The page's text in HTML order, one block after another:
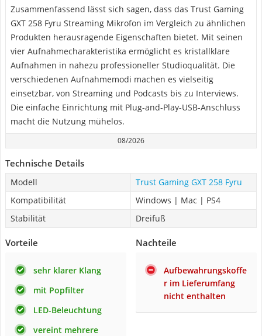
Zusammenfassend lässt sich sagen, dass das Trust Gaming
GXT 258 Fyru Streaming Mikrofon im Vergleich zu ähnlichen
Produkten herausragende Eigenschaften bietet. Mit seinen
vier Aufnahmecharakteristika ermöglicht es kristallklare
Aufnahmen in nahezu professioneller Studioqualität. Die
verschiedenen Aufnahmemodi machen es vielseitig
einsetzbar, von Streaming und Podcasts bis zu Interviews.
Die einfache Einrichtung mit Plug-and-Play-USB-Anschluss
macht die Nutzung mühelos.
08/2026
Technische Details
Modell
Trust Gaming GXT 258 Fyru
Kompatibilität
Windows | Mac | PS4
Stabilität
Dreifuß
Vorteile
sehr klarer Klang
mit Popfilter
LED-Beleuchtung
vereint mehrere
Nachteile
Aufbewahrungskoffe
r im Lieferumfang
nicht enthalten